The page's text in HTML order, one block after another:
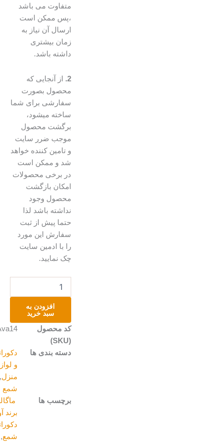
متفاوت می باشد
،پس ممکن است
ارسال آن نیاز به
زمان بیشتری
داشته باشد.
از آنجایی که
محصول بصورت
سفارشی برای شما
ساخته میشود،
برگشت محصول
موجب ضرر سایت
و تامین کننده خواهد
شد و ممکن است
در برخی محصولات
امکان بازگشت
محصول وجود
نداشته باشد لذا
حتما پیش از ثبت
سفارش این مورد
را با ادمین سایت
چک نمایید.
افزودن به
سبد خرید
کد محصول
Ava14
دسته بندی ها
دکوراتیو
و لوازم
برچسب ها
ماگالری,
برند آوارتا,
دکوراتیو,
شمع-